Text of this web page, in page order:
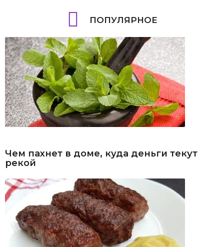
ПОПУЛЯРНОЕ
Чем пахнет в доме, куда деньги текут
рекой